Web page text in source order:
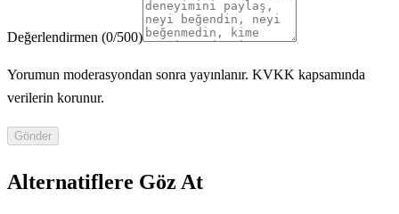
Değerlendirmen (0/500)
Yorumun moderasyondan sonra yayınlanır. KVKK kapsamında
verilerin korunur.
Gönder
Alternatiflere Göz At